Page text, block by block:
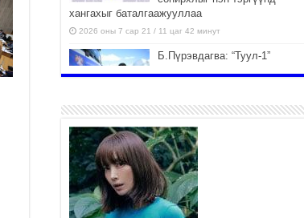
хангахыг баталгаажууллаа
2026 оны 7 сар 21 / 11 цаг 42 минут
Б.Пүрэвдагва: “Туул-1”
2026 оны 7 сар 21 / 10 цаг 15 минут
НИЙСЛЭЛ, АЙМГИЙН
УДИРДЛАГУУДЫН АЖЛЫГ
ХҮНД СУРТЛЫГ БУУРУУЛЖ,
ИРГЭД, АЖ АХУЙН НЭГЖИЙН
АЧААГ ХЭРХЭН ХӨНГӨЛСНӨӨР ДҮГНЭНЭ